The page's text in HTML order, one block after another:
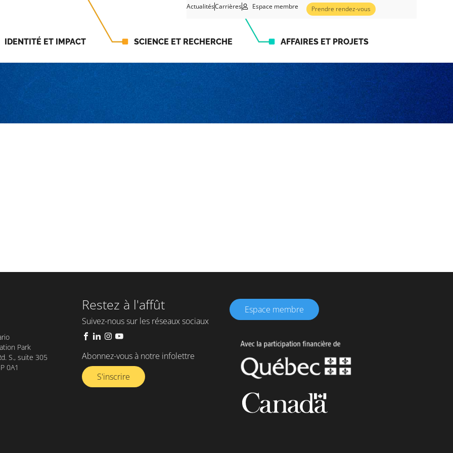
ActualitésCarrières Espace membre Prendre rendez-vous
IDENTITÉ ET IMPACT SCIENCE ET RECHERCHE AFFAIRES ET PROJETS
Park
S., suite 305
0A1
Restez à l'affût
Suivez-nous sur les réseaux sociaux
Abonnez-vous à notre infolettre​
S'inscrire
Espace membre